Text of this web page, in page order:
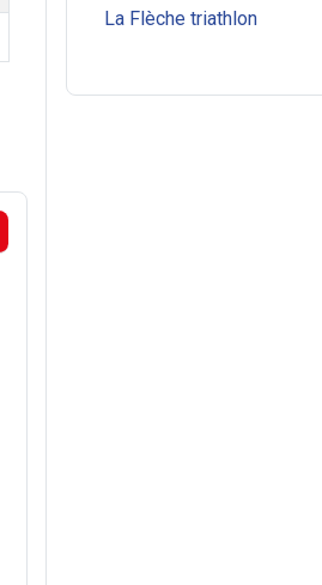
La Flèche triathlon